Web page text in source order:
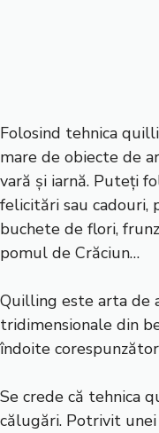
Folosind tehnica
mare de obiecte de
vară și iarnă. Puteți
felicitări sau cadouri,
buchete de flori,
pomul de Crăciun…
Quilling este arta de
tridimensionale din
îndoite
Se crede că tehnica
călugări. Potrivit unei